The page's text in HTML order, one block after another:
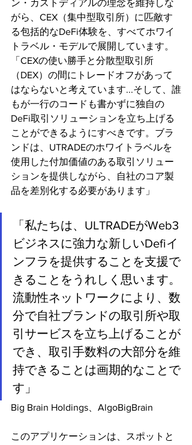
ン・カストディアルの理念を維持しな
がら、CEX（集中型取引所）に匹敵す
る包括的なDeFi体験を、すべてホワイ
トラベル・モデルで展開しています。
「CEXの使い勝手と分散型取引所
（DEX）の間にトレードオフがあって
はならないと考えています...そして、誰
もが一行のコードも書かずに独自の
DeFi取引ソリューションを立ち上げる
ことができるようにすべきです。ブラ
ンドは、UTRADEのホワイトラベルを
使用した付加価値のある取引ソリュー
ションを提供しながら、自社のコア製
品を差別化する必要があります」
「私たちは、ULTRADEがWeb3
ビジネスに強力な新しいDefiイ
ンフラを提供することを支援で
きることをうれしく思います。
流動性ネットワークにより、数
分で自社ブランドの取引所や取
引サービスを立ち上げることが
でき、取引手数料の大部分を維
持できることは画期的なことで
す」
Big Brain Holdings、AlgoBigBrain
このアプリケーションは、スポットと